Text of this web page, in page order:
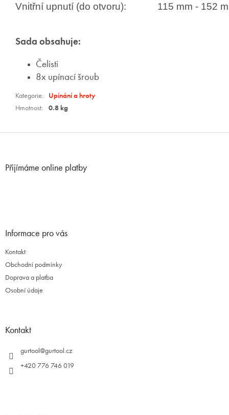
Vnitřní upnutí (do otvoru):
115 mm - 152
Sada obsahuje:
Čelisti
8x upínací šroub
Kategorie:
Upínání a hroty
Hmotnost: 0.8 kg
Přijímáme online platby
Informace pro vás
Kontakt
Obchodní podmínky
Doprava a platba
Osobní údaje
Kontakt
gurtool@gurtool.cz
+420 776 746 019